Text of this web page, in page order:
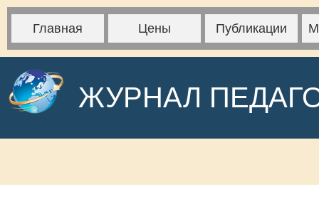
Главная Цены Публикации
ЖУРНАЛ